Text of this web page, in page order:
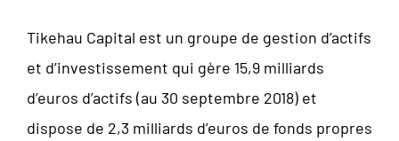
Tikehau Capital est un groupe de gestion d’actifs
et d’investissement qui gère 15,9 milliards
d’euros d’actifs (au 30 septembre 2018) et
dispose de 2,3 milliards d’euros de fonds propres